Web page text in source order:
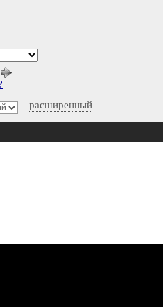
расширенный